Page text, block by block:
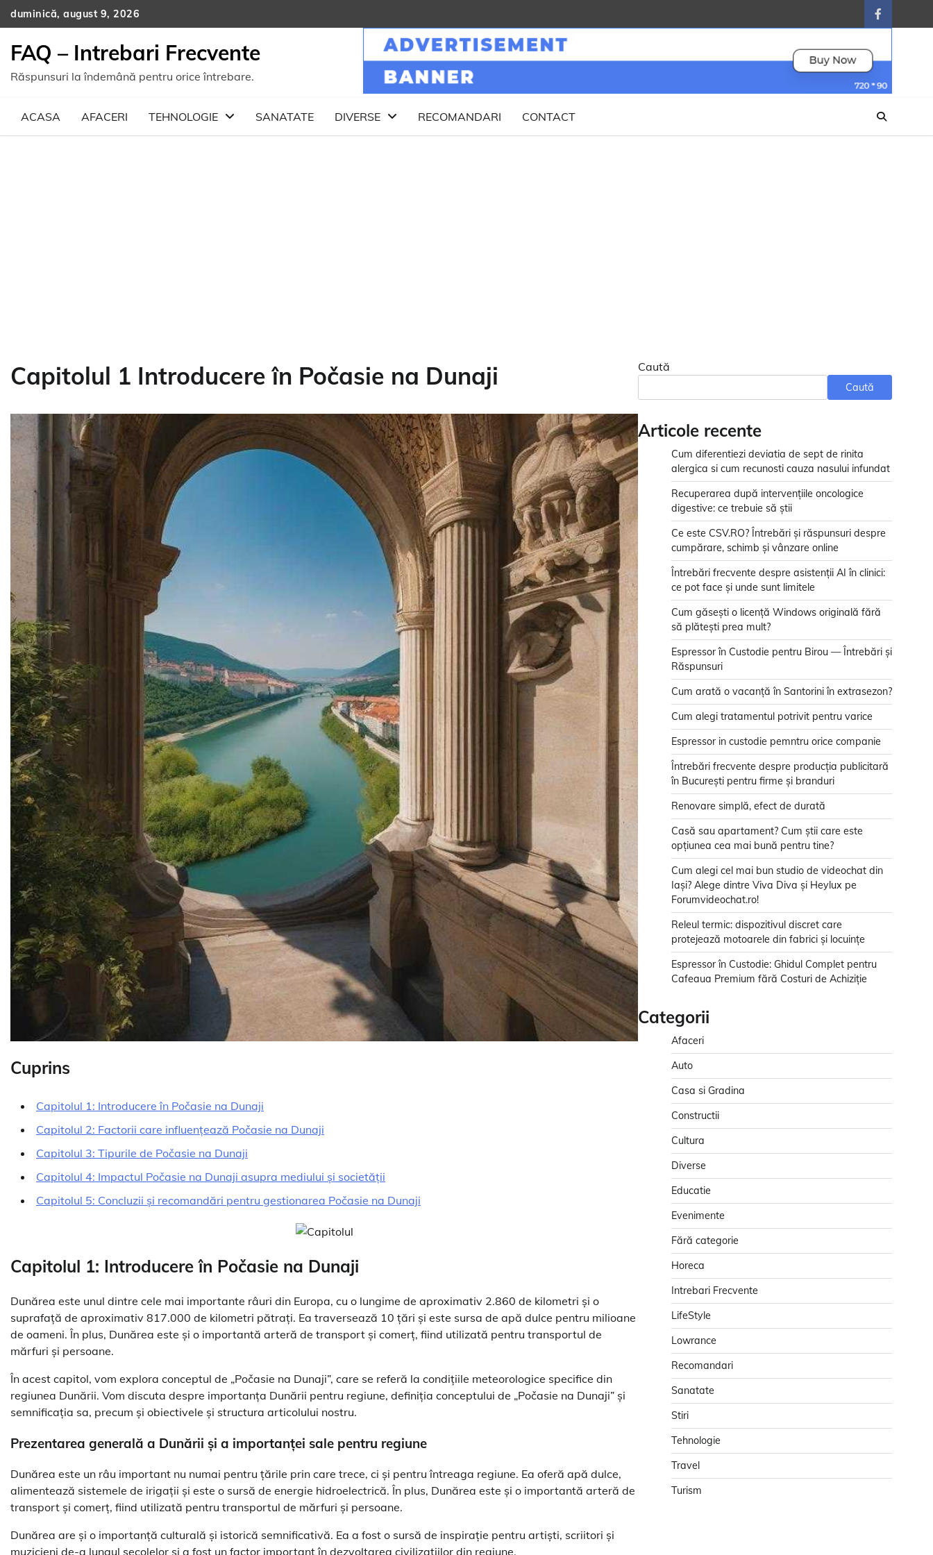
Skip
to
duminică, august 9, 2026
facebook
FAQ – Intrebari Frecvente
Răspunsuri la îndemână pentru orice întrebare.
ACASA AFACERI TEHNOLOGIE SANATATE DIVERSE RECOMANDARI CONTACT
Capitolul 1 Introducere în Počasie na Dunaji
Cuprins
Capitolul 1: Introducere în Počasie na Dunaji
Capitolul 2: Factorii care influențează Počasie na Dunaji
Capitolul 3: Tipurile de Počasie na Dunaji
Capitolul 4: Impactul Počasie na Dunaji asupra mediului și societății
Capitolul 5: Concluzii și recomandări pentru gestionarea Počasie na Dunaji
Capitolul 1: Introducere în Počasie na Dunaji
Dunărea este unul dintre cele mai importante râuri din Europa, cu o lungime de aproximativ 2.860 de kilometri și o
suprafață de aproximativ 817.000 de kilometri pătrați. Ea traversează 10 țări și este sursa de apă dulce pentru milioane
de oameni. În plus, Dunărea este și o importantă arteră de transport și comerț, fiind utilizată pentru transportul de
mărfuri și persoane.
În acest capitol, vom explora conceptul de „Počasie na Dunaji”, care se referă la condițiile meteorologice specifice din
regiunea Dunării. Vom discuta despre importanța Dunării pentru regiune, definiția conceptului de „Počasie na Dunaji” și
semnificația sa, precum și obiectivele și structura articolului nostru.
Prezentarea generală a Dunării și a importanței sale pentru regiune
Dunărea este un râu important nu numai pentru țările prin care trece, ci și pentru întreaga regiune. Ea oferă apă dulce,
alimentează sistemele de irigații și este o sursă de energie hidroelectrică. În plus, Dunărea este și o importantă arteră de
transport și comerț, fiind utilizată pentru transportul de mărfuri și persoane.
Dunărea are și o importanță culturală și istorică semnificativă. Ea a fost o sursă de inspirație pentru artiști, scriitori și
muzicieni de-a lungul secolelor și a fost un factor important în dezvoltarea civilizațiilor din regiune.
Caută
Caută
Articole recente
Cum diferentiezi deviatia de sept de rinita
alergica si cum recunosti cauza nasului infundat
Recuperarea după intervențiile oncologice
digestive: ce trebuie să știi
Ce este CSV.RO? Întrebări și răspunsuri despre
cumpărare, schimb și vânzare online
Întrebări frecvente despre asistenții AI în clinici:
ce pot face și unde sunt limitele
Cum găsești o licență Windows originală fără
să plătești prea mult?
Espressor în Custodie pentru Birou — Întrebări și
Răspunsuri
Cum arată o vacanță în Santorini în extrasezon?
Cum alegi tratamentul potrivit pentru varice
Espressor in custodie pemntru orice companie
Întrebări frecvente despre producția publicitară
în București pentru firme și branduri
Renovare simplă, efect de durată
Casă sau apartament? Cum știi care este
opțiunea cea mai bună pentru tine?
Cum alegi cel mai bun studio de videochat din
Iași? Alege dintre Viva Diva și Heylux pe
Forumvideochat.ro!
Releul termic: dispozitivul discret care
protejează motoarele din fabrici și locuințe
Espressor în Custodie: Ghidul Complet pentru
Cafeaua Premium fără Costuri de Achiziție
Categorii
Afaceri
Auto
Casa si Gradina
Constructii
Cultura
Diverse
Educatie
Evenimente
Fără categorie
Horeca
Intrebari Frecvente
LifeStyle
Lowrance
Recomandari
Sanatate
Stiri
Tehnologie
Travel
Turism